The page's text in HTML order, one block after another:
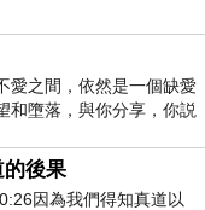
能綁後的做不同
，一衣多樣穿
給我看，我卻腦
也很漂亮啊，害
寶又不在，我捕
，自己穿又太敗
愛之間，依然是一個缺愛
和墮落，與你分享，你説
後果
因為我們得知真道以